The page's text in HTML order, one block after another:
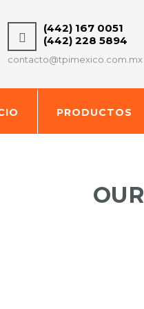
(442) 167 0051
(442) 228 5894
contacto@tpimexico.com.mx
PRODUCTOS
OUR